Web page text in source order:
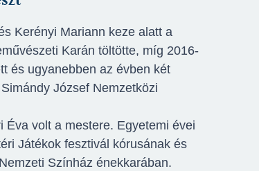
Kerényi Mariann keze alatt a
Karán töltötte, míg 2016-
és ugyanebben az évben két
József Nemzetközi
Éva volt a mestere. Egyetemi évei
Játékok fesztivál kórusának és
Színház énekkarában.